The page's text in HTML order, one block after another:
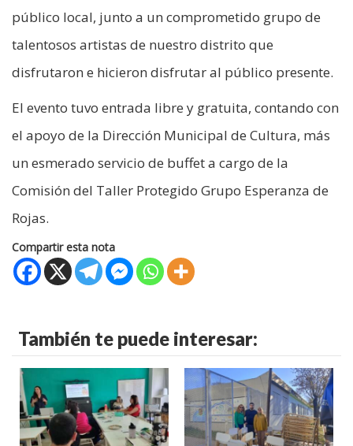
público local, junto a un comprometido grupo de
talentosos artistas de nuestro distrito que
disfrutaron e hicieron disfrutar al público presente.
El evento tuvo entrada libre y gratuita, contando con
el apoyo de la Dirección Municipal de Cultura, más
un esmerado servicio de buffet a cargo de la
Comisión del Taller Protegido Grupo Esperanza de
Rojas.
Compartir esta nota
También te puede interesar: